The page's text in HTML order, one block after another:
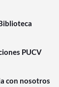
PUCV
con nosotros